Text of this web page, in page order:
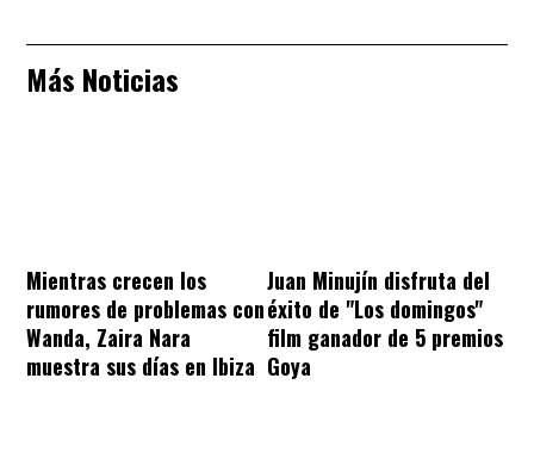
Más Noticias
Mientras crecen los
rumores de problemas con
Wanda, Zaira Nara
muestra sus días en Ibiza
Juan Minujín disfruta del
éxito de "Los domingos"
film ganador de 5 premios
Goya